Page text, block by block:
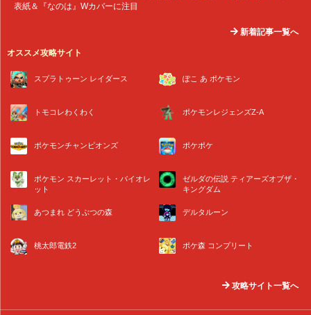
表紙＆『なのは』Wカバーに注目
新着記事一覧へ
オススメ攻略サイト
スプラトゥーン レイダース ぽこ あ ポケモン
トモコレわくわく ポケモンレジェンズZ-A
ポケモンチャンピオンズ ポケポケ
ポケモン スカーレット・バイオレ
ット
ゼルダの伝説 ティアーズオブザ・
キングダム
あつまれ どうぶつの森 デルタルーン
桃太郎電鉄2 ポケ森 コンプリート
攻略サイト一覧へ